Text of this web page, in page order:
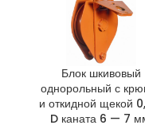
Блок шкивовый
однорольный с
и откидной щекой
D каната 6 — 7